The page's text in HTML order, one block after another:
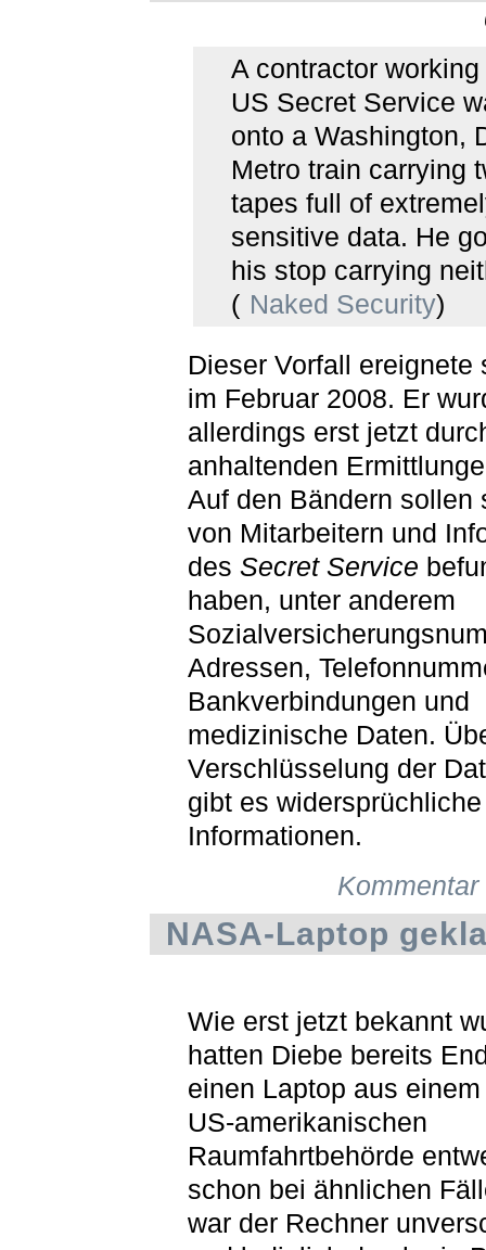
A contractor working
US Secret Service
onto a Washington,
Metro train carrying
tapes full of
sensitive data. He
his stop carrying
( Naked Security)
Dieser Vorfall ereignete
im Februar 2008. Er
allerdings erst jetzt
anhaltenden
Auf den Bändern sollen
von Mitarbeitern und
des Secret Service
haben, unter anderem
Adressen,
Bankverbindungen und
medizinische Daten.
Verschlüsselung der
gibt es widersprüchliche
Informationen.
NASA-Laptop
Wie erst jetzt bekannt
hatten Diebe bereits
einen Laptop aus
US-amerikanischen
Raumfahrtbehörde
schon bei ähnlichen
war der Rechner